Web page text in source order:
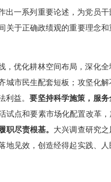
一系列重要论述，为党员干
关于正确政绩观的重要理念
优化耕林空间布局，深化全
城市民生配套短板；攻坚化
利益。要坚持科学施策，服务
点和要素市场化配置改革，
职尽责根基。 大兴调查研究
地见效，创造经得起实践、